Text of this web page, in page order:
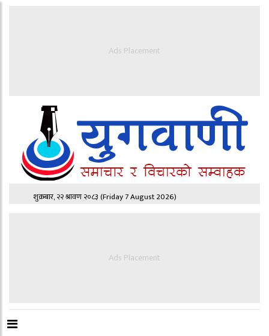
Ads Placement
शुक्रबार, २२ श्रावण २०८३(Friday 7 August 2026)
Ads Placement